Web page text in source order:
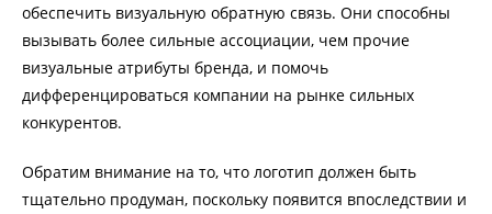
обеспечить визуальную обратную связь. Они способны
вызывать более сильные ассоциации, чем прочие
визуальные атрибуты бренда, и помочь
дифференцироваться компании на рынке сильных
конкурентов.
Обратим внимание на то, что логотип должен быть
тщательно продуман, поскольку появится впоследствии и